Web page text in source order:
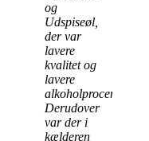
og
Udspiseøl,
der var
lavere
kvalitet og
lavere
alkoholprocent.
Derudover
var der i
kælderen